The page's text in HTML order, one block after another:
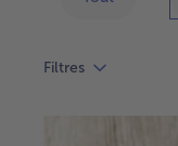
Filtres